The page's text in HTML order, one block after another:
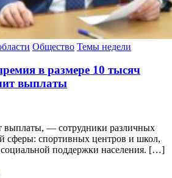
Общество Темы недели
в размере 10 тысяч
выплаты
выплаты, — сотрудники различных
сферы: спортивных центров и школ,
поддержки населения. […]